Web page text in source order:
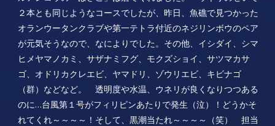
２本とも同じようなコースでしたが、昨日、魚礁で見つかった
オランウータンクラブや第一テトラ付近のネジリンボウのペア
が元気そうなので、なによりでした。その他、イシダイ、シマ
ヒメヤマノカミ、サザナミフグ、モクズショイ、サツマカサ
ゴ、オドリカクレエビ、ヤマドリ、ゾウリエビ、キビナゴ
（群）などなど。 透明度や水温、ウネリが良くなりつつある
のに…台風第１号がフィリピンあたりで発生（泣）！どうかそ
れてくれ～～～～！そして、黒潮当たれ～～～～（笑） 担当